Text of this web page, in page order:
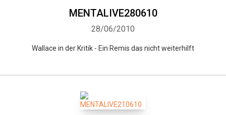
MENTALIVE280610
28/06/2010
Wallace in der Kritik - Ein Remis das nicht weiterhilft